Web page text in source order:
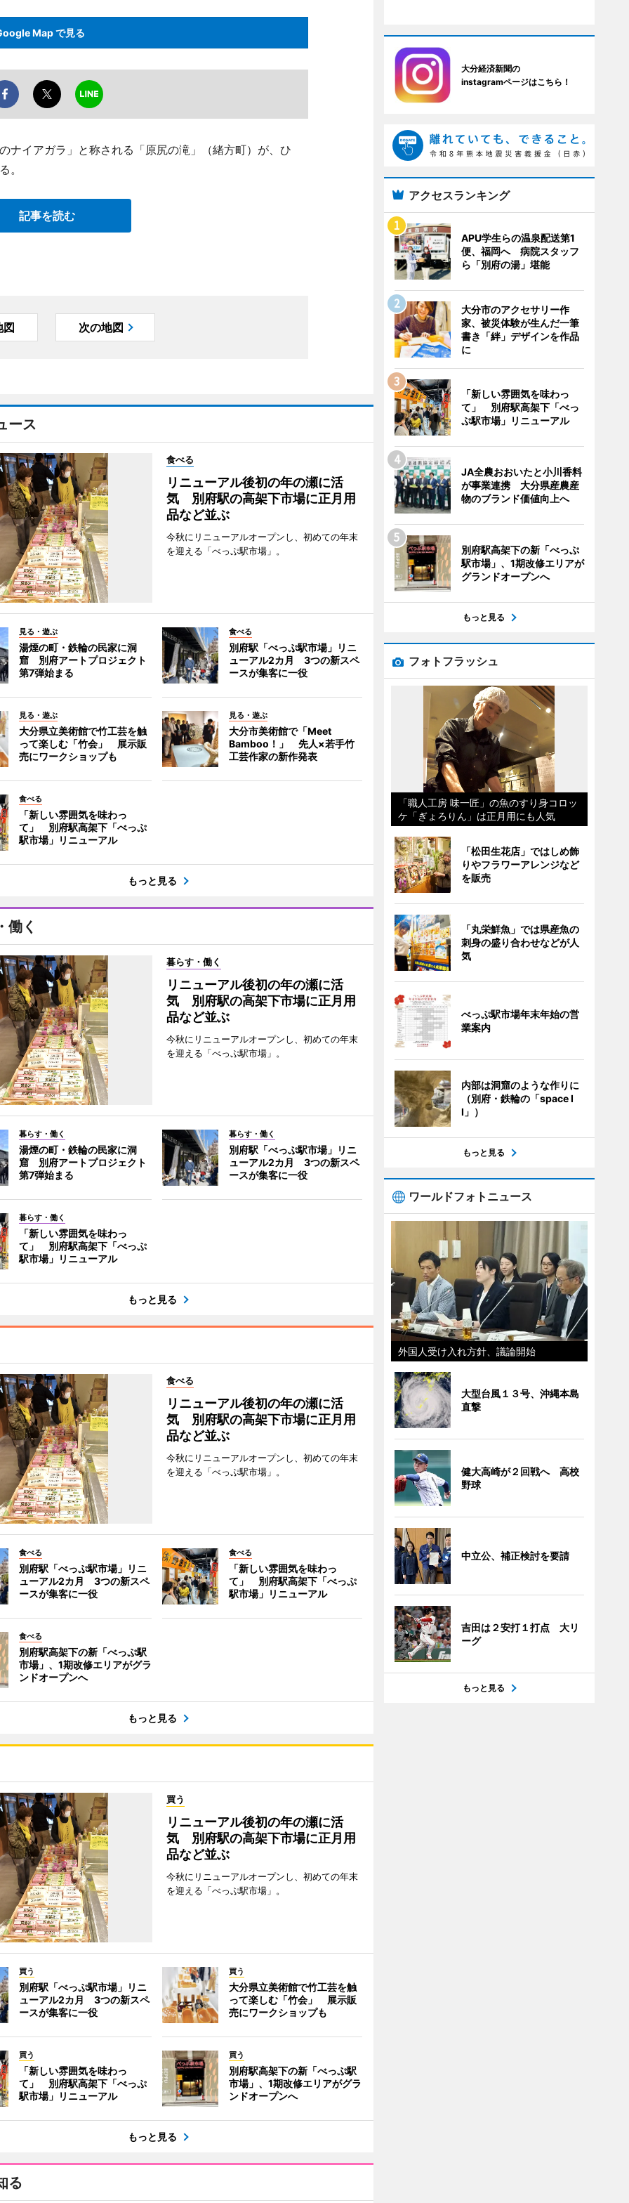
Map で見る
ナイアガラ」と称される「原尻の滝」（緒方町）が、ひ
。
記事を読む
図 次の地図
ース
食べる
リニューアル後初の年の瀬に活
気 別府駅の高架下市場に正月用
品など並ぶ
今秋にリニューアルオープンし、初めての年末
を迎える「べっぷ駅市場」。
見る・遊ぶ
湯煙の町・鉄輪の民家に洞
窟 別府アートプロジェクト
第7弾始まる
食べる
別府駅「べっぷ駅市場」リニ
ューアル2カ月 3つの新スペ
ースが集客に一役
見る・遊ぶ
大分県立美術館で竹工芸を触
って楽しむ「竹会」 展示販
売にワークショップも
見る・遊ぶ
大分市美術館で「Meet
Bamboo！」 先人×若手竹
工芸作家の新作発表
食べる
「新しい雰囲気を味わっ
て」 別府駅高架下「べっぷ
駅市場」リニューアル
もっと見る
働く
暮らす・働く
リニューアル後初の年の瀬に活
気 別府駅の高架下市場に正月用
品など並ぶ
今秋にリニューアルオープンし、初めての年末
を迎える「べっぷ駅市場」。
暮らす・働く
湯煙の町・鉄輪の民家に洞
窟 別府アートプロジェクト
第7弾始まる
暮らす・働く
別府駅「べっぷ駅市場」リニ
ューアル2カ月 3つの新スペ
ースが集客に一役
暮らす・働く
「新しい雰囲気を味わっ
て」 別府駅高架下「べっぷ
駅市場」リニューアル
もっと見る
食べる
リニューアル後初の年の瀬に活
気 別府駅の高架下市場に正月用
品など並ぶ
今秋にリニューアルオープンし、初めての年末
を迎える「べっぷ駅市場」。
食べる
別府駅「べっぷ駅市場」リニ
ューアル2カ月 3つの新スペ
ースが集客に一役
食べる
「新しい雰囲気を味わっ
て」 別府駅高架下「べっぷ
駅市場」リニューアル
食べる
別府駅高架下の新「べっぷ駅
市場」、1期改修エリアがグラ
ンドオープンへ
もっと見る
買う
リニューアル後初の年の瀬に活
気 別府駅の高架下市場に正月用
品など並ぶ
今秋にリニューアルオープンし、初めての年末
を迎える「べっぷ駅市場」。
買う
別府駅「べっぷ駅市場」リニ
ューアル2カ月 3つの新スペ
ースが集客に一役
買う
大分県立美術館で竹工芸を触
って楽しむ「竹会」 展示販
売にワークショップも
買う
「新しい雰囲気を味わっ
て」 別府駅高架下「べっぷ
駅市場」リニューアル
買う
別府駅高架下の新「べっぷ駅
市場」、1期改修エリアがグラ
ンドオープンへ
もっと見る
る
大分経済新聞の
instagramページはこちら！
アクセスランキング
APU学生らの温泉配送第1
便、福岡へ 病院スタッフ
ら「別府の湯」堪能
大分市のアクセサリー作
家、被災体験が生んだ一筆
書き「絆」デザインを作品
に
「新しい雰囲気を味わっ
て」 別府駅高架下「べっ
ぷ駅市場」リニューアル
JA全農おおいたと小川香料
が事業連携 大分県産農産
物のブランド価値向上へ
別府駅高架下の新「べっぷ
駅市場」、1期改修エリアが
グランドオープンへ
もっと見る
フォトフラッシュ
「職人工房 味一匠」の魚のすり身コロッ
ケ「ぎょろりん」は正月用にも人気
「松田生花店」ではしめ飾
りやフラワーアレンジなど
を販売
「丸栄鮮魚」では県産魚の
刺身の盛り合わせなどが人
気
べっぷ駅市場年末年始の営
業案内
内部は洞窟のような作りに
（別府・鉄輪の「space I
I」）
もっと見る
ワールドフォトニュース
外国人受け入れ方針、議論開始
大型台風１３号、沖縄本島
直撃
健大高崎が２回戦へ 高校
野球
中立公、補正検討を要請
吉田は２安打１打点 大リ
ーグ
もっと見る